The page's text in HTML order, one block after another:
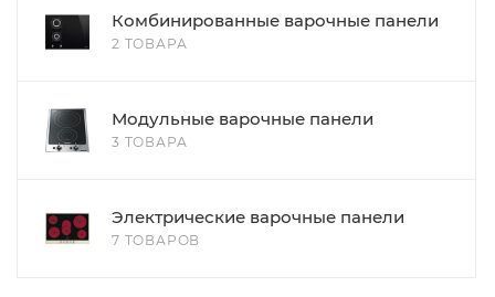
Комбинированные варочные панели
2 ТОВАРА
Модульные варочные панели
3 ТОВАРА
Электрические варочные панели
7 ТОВАРОВ